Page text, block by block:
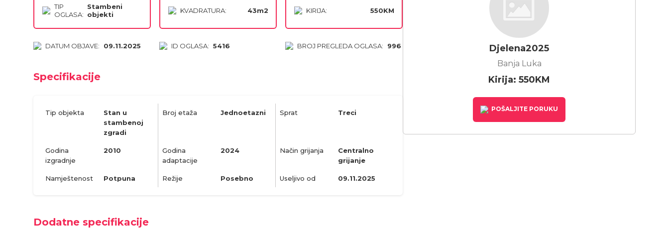
TIP
OGLASA:
Stambeni
objekti
KVADRATURA: 43m2 KIRIJA: 550KM
DATUM OBJAVE: 09.11.2025 ID OGLASA: 5416 BROJ PREGLEDA OGLASA: 996
Specifikacije
Tip objekta
Stan u
stambenoj
zgradi
Broj etaža Jednoetazni Sprat Treci
Godina
izgradnje
2010
Godina
adaptacije
2024 Način grijanja
Centralno
grijanje
Namještenost Potpuna Režije Posebno Useljivo od 09.11.2025
Dodatne specifikacije
Djelena2025
Banja Luka
Kirija: 550KM
POŠALJITE PORUKU